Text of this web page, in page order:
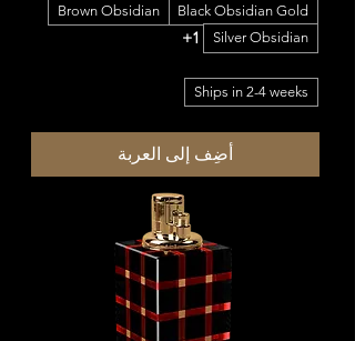
Black Obsidian Gold
Brown Obsidian
Silver Obsidian
+1
Ships in 2-4 weeks
أضِف إلى العربة